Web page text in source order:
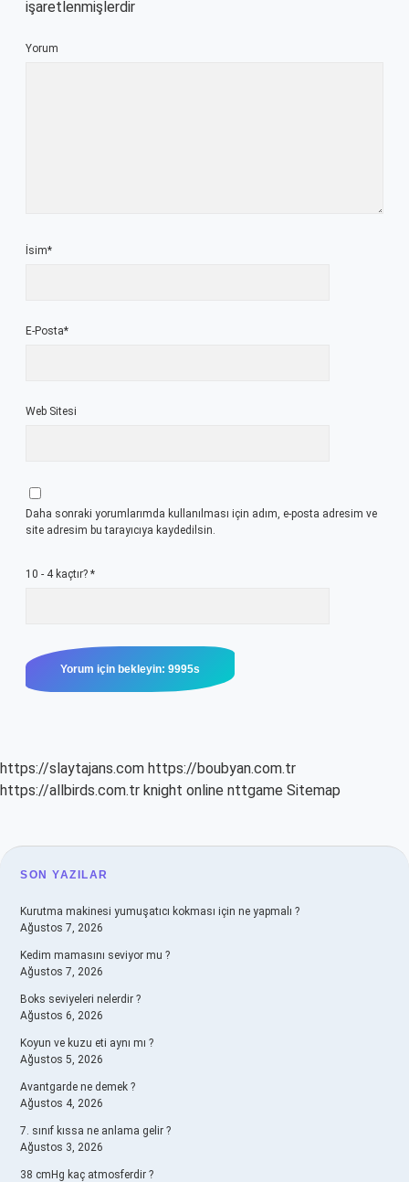
işaretlenmişlerdir
Yorum
İsim*
E-Posta*
Web Sitesi
Daha sonraki yorumlarımda kullanılması için adım, e-posta adresim ve
site adresim bu tarayıcıya kaydedilsin.
10 - 4 kaçtır? *
https://slaytajans.com https://boubyan.com.tr
https://allbirds.com.tr knight online nttgame Sitemap
SIDEBAR
SON YAZILAR
Kurutma makinesi yumuşatıcı kokması için ne yapmalı ?
Ağustos 7, 2026
Kedim mamasını seviyor mu ?
Ağustos 7, 2026
Boks seviyeleri nelerdir ?
Ağustos 6, 2026
Koyun ve kuzu eti aynı mı ?
Ağustos 5, 2026
Avantgarde ne demek ?
Ağustos 4, 2026
7. sınıf kıssa ne anlama gelir ?
Ağustos 3, 2026
38 cmHg kaç atmosferdir ?